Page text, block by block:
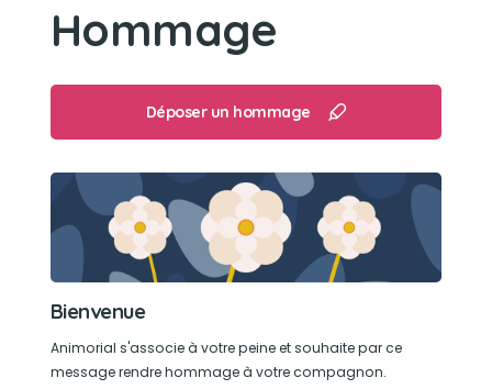
Son loisir préféré
Hommage
Déposer un hommage
Bienvenue
Animorial s'associe à votre peine et souhaite par ce
message rendre hommage à votre compagnon.